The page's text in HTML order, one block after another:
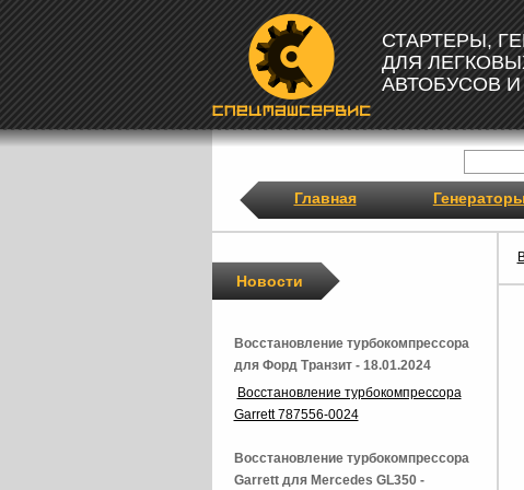
СТАРТЕРЫ,
ДЛЯ
АВТОБУСОВ
Главная Генераторы
Новости
Восстановление турбокомпрессора
для Форд Транзит - 18.01.2024
Восстановление турбокомпрессора
Garrett 787556-0024
Восстановление турбокомпрессора
Garrett для Mercedes GL350 -